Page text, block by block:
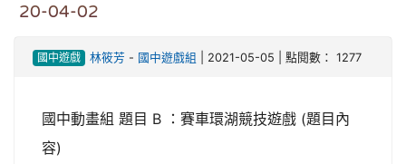
20-04-02
國中遊戲 林筱芳 - 國中遊戲組 | 2021-05-05 | 點閱數： 1277
國中動畫組 題目 B ：賽車環湖競技遊戲 (題目內
容)